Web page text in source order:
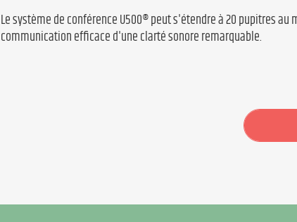
Le système de conférence U500® peut s'étendre à 20 pupitres
communication efficace d'une clarté sonore remarquable.